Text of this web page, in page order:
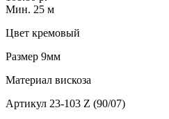
Мин. 25 м
Цвет кремовый
Размер 9мм
Материал вискоза
Артикул 23-103 Z (90/07)